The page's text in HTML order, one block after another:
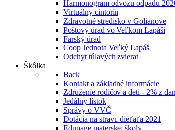
Harmonogram odvozu odpadu
Virtuálny cintorín
Zdravotné stredisko v Golianove
Poštový úrad vo Veľkom Lapáši
Farský úrad
Coop Jednota Veľký Lapáš
Odchyt túlavých zvierat
Škôlka
Back
Kontakt a základné informácie
Združenie rodičov a detí - 2% z
Jedálny lístok
Správy o VVČ
Dotácia na stravu dieťaťa 2021
Edupage materskej školy